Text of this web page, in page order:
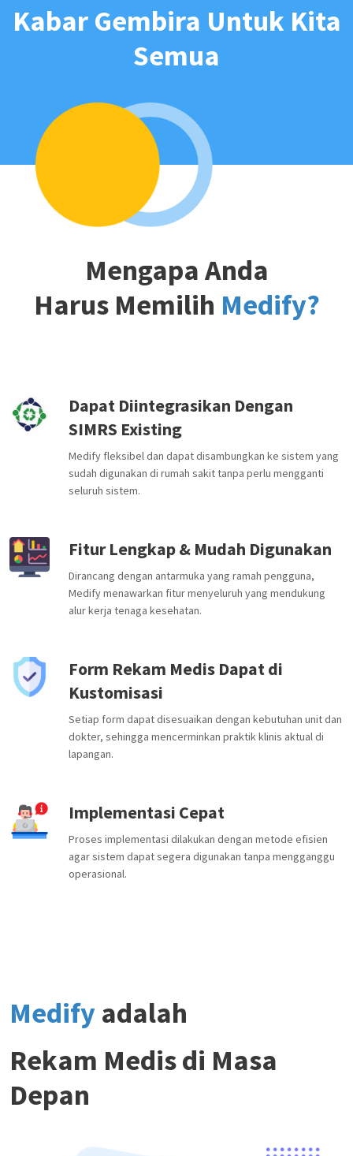
Kabar Gembira Untuk Kita
Semua
Mengapa Anda
Harus Memilih Medify?
Dapat Diintegrasikan Dengan
SIMRS Existing
Medify fleksibel dan dapat disambungkan ke sistem yang
sudah digunakan di rumah sakit tanpa perlu mengganti
seluruh sistem.
Fitur Lengkap & Mudah Digunakan
Dirancang dengan antarmuka yang ramah pengguna,
Medify menawarkan fitur menyeluruh yang mendukung
alur kerja tenaga kesehatan.
Form Rekam Medis Dapat di
Kustomisasi
Setiap form dapat disesuaikan dengan kebutuhan unit dan
dokter, sehingga mencerminkan praktik klinis aktual di
lapangan.
Implementasi Cepat
Proses implementasi dilakukan dengan metode efisien
agar sistem dapat segera digunakan tanpa mengganggu
operasional.
Medify adalah
Rekam Medis di Masa
Depan